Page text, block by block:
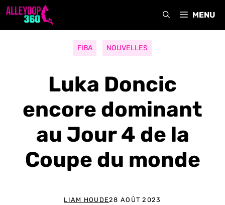
Aller
MENU
FIBA NOUVELLES
Luka Doncic
encore dominant
au Jour 4 de la
Coupe du monde
LIAM HOUDE28 AOÛT 2023